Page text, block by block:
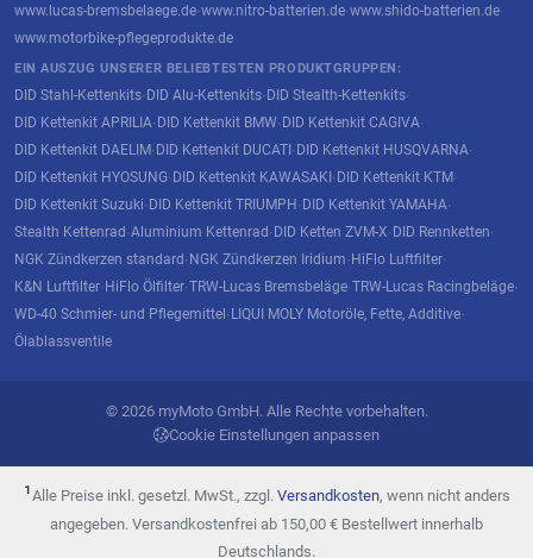
www.lucas-bremsbelaege.de·www.nitro-batterien.de·www.shido-batterien.de·
www.motorbike-pflegeprodukte.de
EIN AUSZUG UNSERER BELIEBTESTEN PRODUKTGRUPPEN:
DID Stahl-Kettenkits· DID Alu-Kettenkits· DID Stealth-Kettenkits·
DID Kettenkit APRILIA· DID Kettenkit BMW· DID Kettenkit CAGIVA·
DID Kettenkit DAELIM· DID Kettenkit DUCATI· DID Kettenkit HUSQVARNA·
DID Kettenkit HYOSUNG· DID Kettenkit KAWASAKI· DID Kettenkit KTM·
DID Kettenkit Suzuki· DID Kettenkit TRIUMPH· DID Kettenkit YAMAHA·
Stealth Kettenrad·Aluminium Kettenrad· DID Ketten ZVM-X· DID Rennketten·
NGK Zündkerzen standard· NGK Zündkerzen Iridium· HiFlo Luftfilter·
K&N Luftfilter· HiFlo Ölfilter·TRW-Lucas Bremsbeläge·TRW-Lucas Racingbeläge·
WD-40 Schmier- und Pflegemittel· LIQUI MOLY Motoröle, Fette, Additive·
Ölablassventile
© 2026 myMoto GmbH. Alle Rechte vorbehalten.
Cookie Einstellungen anpassen
¹Alle Preise inkl. gesetzl. MwSt., zzgl. Versandkosten, wenn nicht anders
angegeben. Versandkostenfrei ab 150,00 € Bestellwert innerhalb
Deutschlands.